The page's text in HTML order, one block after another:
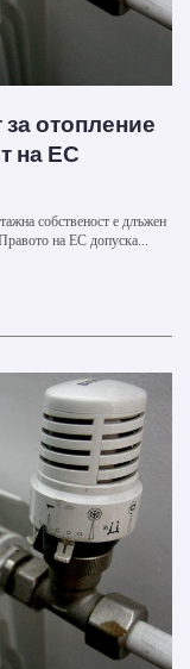
отопление
на ЕС
собственост е длъжен
на ЕС допуска...